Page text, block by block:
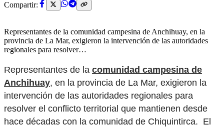
Compartir:
Representantes de la comunidad campesina de Anchihuay, en la
provincia de La Mar, exigieron la intervención de las autoridades
regionales para resolver…
Representantes de la comunidad campesina de
Anchihuay, en la provincia de La Mar, exigieron la
intervención de las autoridades regionales para
resolver el conflicto territorial que mantienen desde
hace décadas con la comunidad de Chiquintirca. El